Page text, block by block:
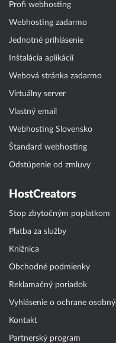
Profi webhosting
Webhosting zadarmo
Jednotné prihlásenie
Inštalácia aplikácií
Webová stránka zadarmo
Virtuálny server
Vlastný email
Webhosting Slovensko
Štandard webhosting
Odstúpenie od zmluvy
HostCreators
Stop zbytočným poplatkom
Platba za služby
Knižnica
Obchodné podmienky
Reklamačný poriadok
Vyhlásenie o ochrane
Kontakt
Partnerský program